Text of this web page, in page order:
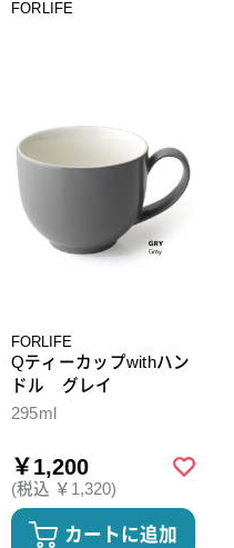
FORLIFE
FORLIFE
Qティーカップwithハン
ドル グレイ
295ml
￥1,200
(税込 ￥1,320)
カートに追加